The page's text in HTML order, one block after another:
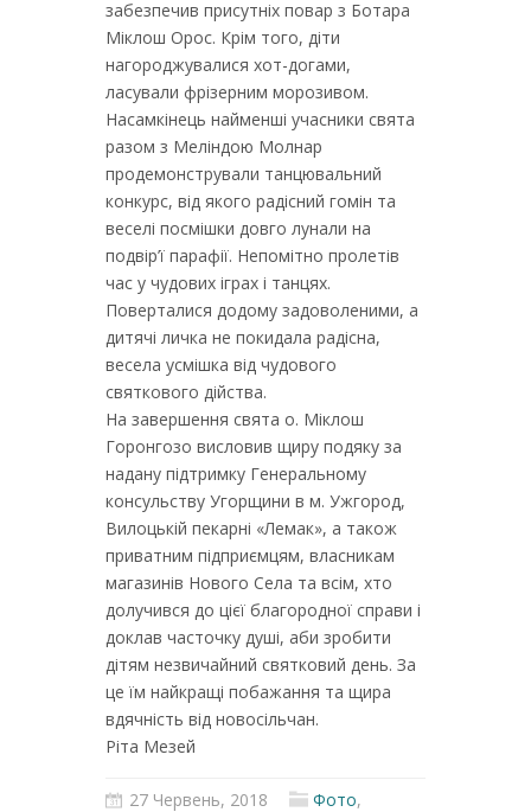
забезпечив присутніх повар з Ботара
Міклош Орос. Крім того, діти
нагороджувалися хот-догами,
ласували фрізерним морозивом.
Насамкінець найменші учасники свята
разом з Меліндою Молнар
продемонстрували танцювальний
конкурс, від якого радісний гомін та
веселі посмішки довго лунали на
подвір’ї парафії. Непомітно пролетів
час у чудових іграх і танцях.
Поверталися додому задоволеними, а
дитячі личка не покидала радісна,
весела усмішка від чудового
святкового дійства.
На завершення свята о. Міклош
Горонгозо висловив щиру подяку за
надану підтримку Генеральному
консульству Угорщини в м. Ужгород,
Вилоцькій пекарні «Лемак», а також
приватним підприємцям, власникам
магазинів Нового Села та всім, хто
долучився до цієї благородної справи і
доклав часточку душі, аби зробити
дітям незвичайний святковий день. За
це їм найкращі побажання та щира
вдячність від новосільчан.
Ріта Мезей
27 Червень, 2018 Фото,